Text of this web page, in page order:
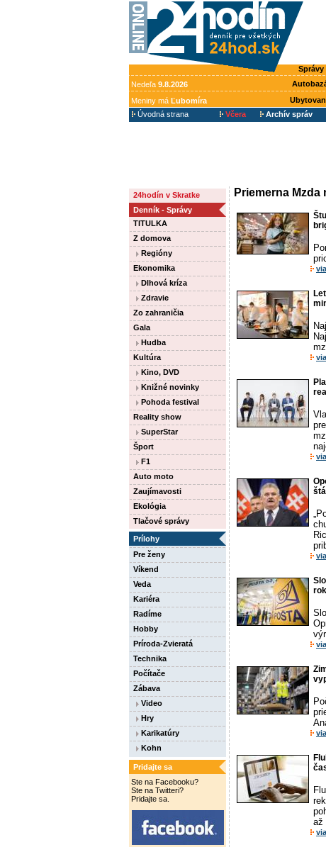
Správy
Nedeľa 9.8.2026
Meniny má Ľubomíra
Úvodná strana
Včera Archív správ
24hodín v Skratke
Denník - Správy
TITULKA
Z domova
Regióny
Ekonomika
Dlhová kríza
Zdravie
Zo zahraničia
Gala
Hudba
Kultúra
Kino, DVD
Knižné novinky
Pohoda festival
Reality show
SuperStar
Šport
F1
Auto moto
Zaujímavosti
Ekológia
Tlačové správy
Prílohy
Pre ženy
Víkend
Veda
Kariéra
Radíme
Hobby
Príroda-Zvieratá
Technika
Počítače
Zábava
Video
Hry
Karikatúry
Kohn
Pridajte sa
Ste na Facebooku?
Ste na Twitteri?
Pridajte sa.
Priemerna Mzda
až